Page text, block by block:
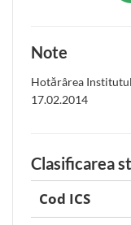
Note
Hotărârea
17.02.2014
Clasificarea
Cod ICS